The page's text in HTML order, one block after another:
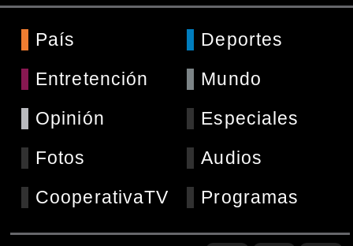
País
Deportes
Entretención
Mundo
Opinión
Especiales
Fotos
Audios
CooperativaTV
Programas